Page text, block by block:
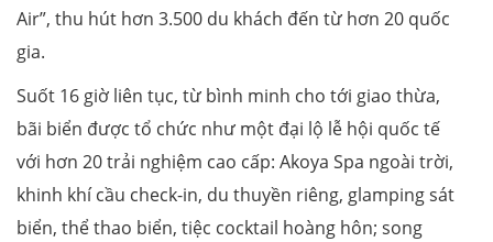
Air”, thu hút hơn 3.500 du khách đến từ hơn 20 quốc
gia.
Suốt 16 giờ liên tục, từ bình minh cho tới giao thừa,
bãi biển được tổ chức như một đại lộ lễ hội quốc tế
với hơn 20 trải nghiệm cao cấp: Akoya Spa ngoài trời,
khinh khí cầu check-in, du thuyền riêng, glamping sát
biển, thể thao biển, tiệc cocktail hoàng hôn; song